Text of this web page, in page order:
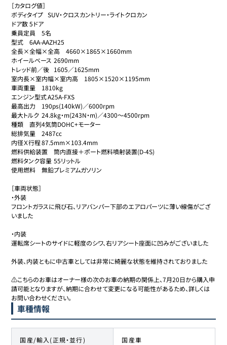
［カタログ値］
ボディタイプ	SUV・クロスカントリー・ライトクロカン
ドア数	5ドア
乗員定員	5名
型式	6AA-AAZH25
全長×全幅×全高	4660×1865×1660mm
ホイールベース	2690mm
トレッド前／後	1605／1625mm
室内長×室内幅×室内高	1805×1520×1195mm
車両重量	1810kg
エンジン型式	A25A-FXS
最高出力	190ps(140kW)／6000rpm
最大トルク	24.8kg・m(243N・m)／4300～4500rpm
種類	直列4気筒DOHC+モーター
総排気量	2487cc
内径Ｘ行程	87.5mm×103.4mm
燃料供給装置	筒内直接＋ポート燃料噴射装置(D-4S)
燃料タンク容量	55リットル
使用燃料	無鉛プレミアムガソリン
［車両状態］
・外装
フロントガラスに飛び石、リアバンパー下部のエアロパーツに薄い線傷がござ
いました
・内装
運転席シートのサイドに軽度のシワ、右リアシート座面に凹みがございました
外装、内装ともに中古車としては非常に綺麗な状態を維持されておりました
⚠️こちらのお車はオーナー様の次のお車の納期の関係上、7月20日から購入申
請可能となりますが、納期に合わせて変更になる可能性があるため、詳しくは
車種情報
国産/輸入(正規・並行) 国産車